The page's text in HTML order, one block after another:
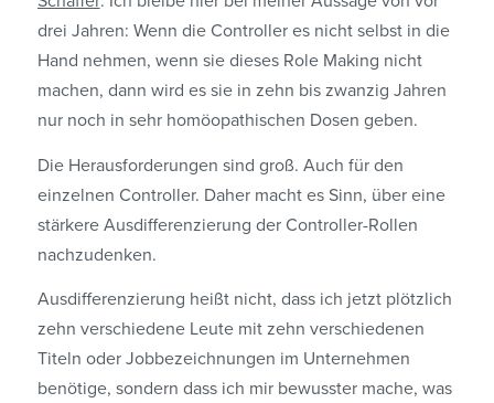
drei Jahren: Wenn die Controller es nicht selbst in die
Hand nehmen, wenn sie dieses Role Making nicht
machen, dann wird es sie in zehn bis zwanzig Jahren
nur noch in sehr homöopathischen Dosen geben.
Die Herausforderungen sind groß. Auch für den
einzelnen Controller. Daher macht es Sinn, über eine
stärkere Ausdifferenzierung der Controller-Rollen
nachzudenken.
Ausdifferenzierung heißt nicht, dass ich jetzt plötzlich
zehn verschiedene Leute mit zehn verschiedenen
Titeln oder Jobbezeichnungen im Unternehmen
benötige, sondern dass ich mir bewusster mache, was